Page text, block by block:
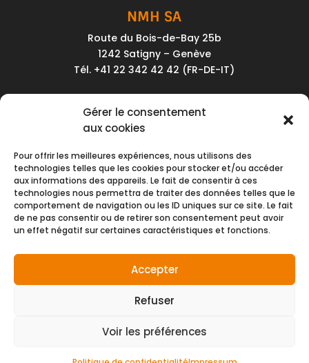
Gérer le consentement
aux cookies
Pour offrir les meilleures expériences, nous utilisons des
technologies telles que les cookies pour stocker et/ou accéder
aux informations des appareils. Le fait de consentir à ces
technologies nous permettra de traiter des données telles que le
comportement de navigation ou les ID uniques sur ce site. Le fait
de ne pas consentir ou de retirer son consentement peut avoir
un effet négatif sur certaines caractéristiques et fonctions.
Accepter
Refuser
Voir les préférences
NMH SA
Route du Bois-de-Bay 25b
1242 Satigny – Genève
Tél. +41 22 342 42 42 (FR-DE-IT)
Service client
Conditions générales de vente
Impressum
Nous contacter
Moyens de paiement
© NMH SA 2026 | Tous droits réservés
créé par